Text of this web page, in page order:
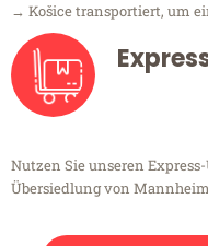
→ Košice transportiert, um
Nutzen Sie unseren
Übersiedlung von